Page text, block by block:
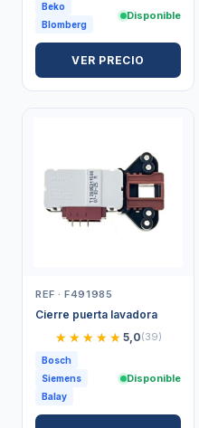
Beko
Blomberg
Disponible
VER PRECIO
REF · F491985
Cierre puerta lavadora
★★★★★
★★★★★ 5,0(39)
Bosch
Siemens
Balay
Disponible